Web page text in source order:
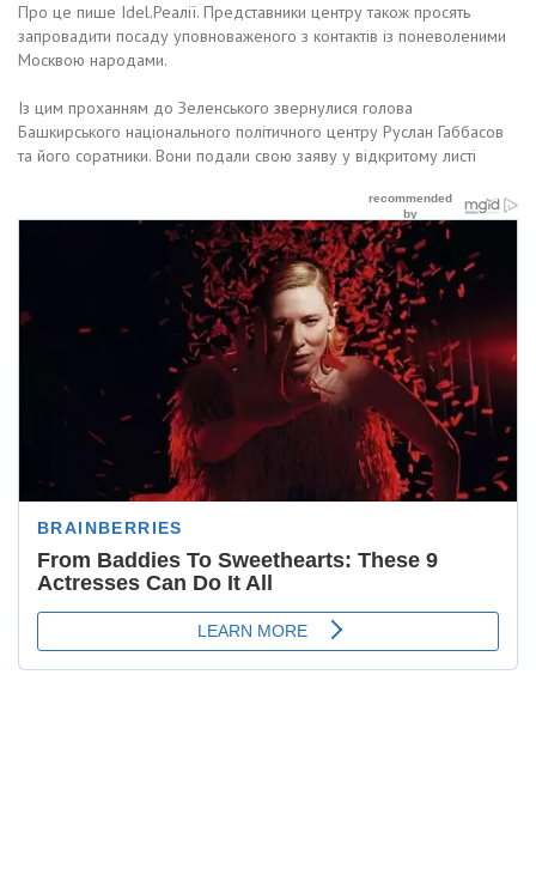
Про це пише Idel.Реалії. Представники центру також просять
запровадити посаду уповноваженого з контактів із поневоленими
Москвою народами.
Із цим проханням до Зеленського звернулися голова
Башкирського національного політичного центру Руслан Габбасов
та його соратники. Вони подали свою заяву у відкритому листі